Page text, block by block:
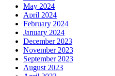
May 2024
April 2024
February 2024
January 2024
December 2023
November 2023
September 2023
August 2023